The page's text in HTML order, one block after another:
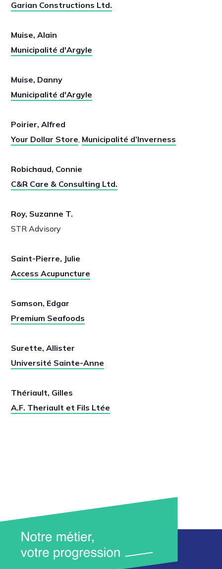
Garian Constructions Ltd.
Muise, Alain
Municipalité d'Argyle
Muise, Danny
Municipalité d'Argyle
Poirier, Alfred
Your Dollar Store, Municipalité d’Inverness
Robichaud, Connie
C&R Care & Consulting Ltd.
Roy, Suzanne T.
STR Advisory
Saint-Pierre, Julie
Access Acupuncture
Samson, Edgar
Premium Seafoods
Surette, Allister
Université Sainte-Anne
Thériault, Gilles
A.F. Theriault et Fils Ltée